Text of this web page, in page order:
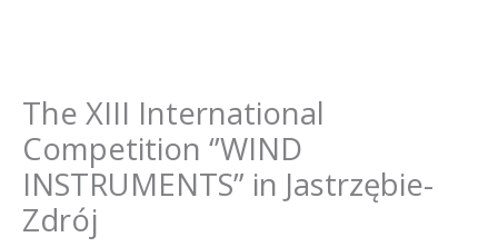
The XIII International
Competition ‘’WIND
INSTRUMENTS” in Jastrzębie-
Zdrój